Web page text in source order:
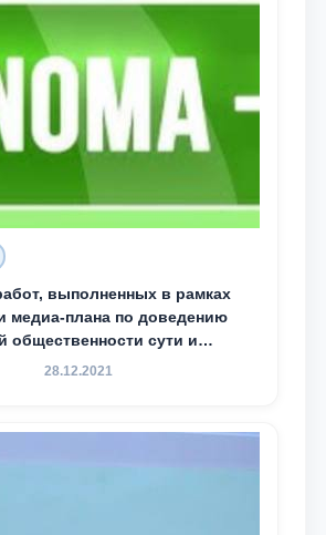
выполненных в рамках
медиа-плана по доведению
общественности сути и
задач, определённых в
Узбекистана
28.12.2021